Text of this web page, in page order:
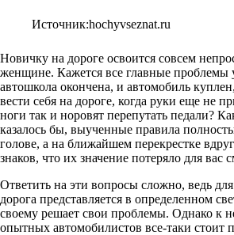
Источник:hochyvseznat.ru
Новичку на дороге освоится совсем
женщине. Кажется все главные проблемы
автошкола окончена, и автомобиль
вести себя на дороге, когда руки еще не
ноги так и норовят перепутать педали?
казалось бы, выученные правила
голове, а на ближайшем перекрестке вдруг
знаков, что их значение потеряло для вас
Ответить на эти вопросы сложно, ведь
дорога представляется в определенном
своему решает свои проблемы. Однако к
опытных автомобилистов все-таки стоит